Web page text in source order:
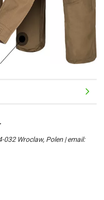
032 Wroclaw, Polen | email: